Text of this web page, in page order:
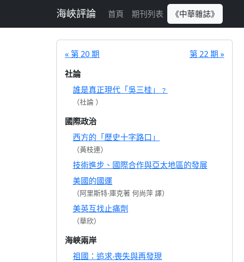
海峽評論 首頁 期刊列表 《中華雜誌》
« 第 20 期
第 22 期 »
社論
誰是真正現代「吳三桂」﹖
（社論 ）
國際政治
西方的「歷史十字路口」
（黃枝連）
技術進步、國際合作與亞太地區的發展
美國的國運
（阿里斯特‧庫克著 何尚萍 譯）
美英互找止痛劑
（華欣）
海峽兩岸
祖國：追求‧喪失與再發現